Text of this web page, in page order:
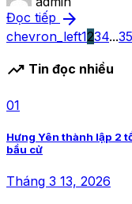
Đọc tiếp arrow_forward
chevron_left1234...35
trending_up Tin đọc nhiều
01
Hưng Yên thành lập 2
bầu cử
Tháng 3 13, 2026